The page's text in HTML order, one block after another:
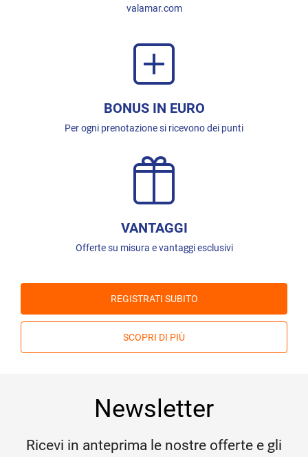
valamar.com
BONUS IN EURO
Per ogni prenotazione si ricevono dei punti
VANTAGGI
Offerte su misura e vantaggi esclusivi
REGISTRATI SUBITO
SCOPRI DI PIÙ
Newsletter
Ricevi in anteprima le nostre offerte e gli